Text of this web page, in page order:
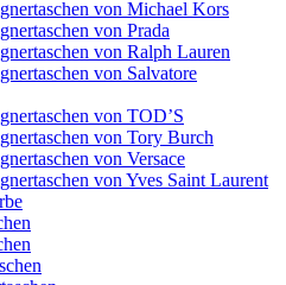
von Michael Kors
von Prada
von Ralph Lauren
von Salvatore
von TOD’S
von Tory Burch
von Versace
von Yves Saint Laurent